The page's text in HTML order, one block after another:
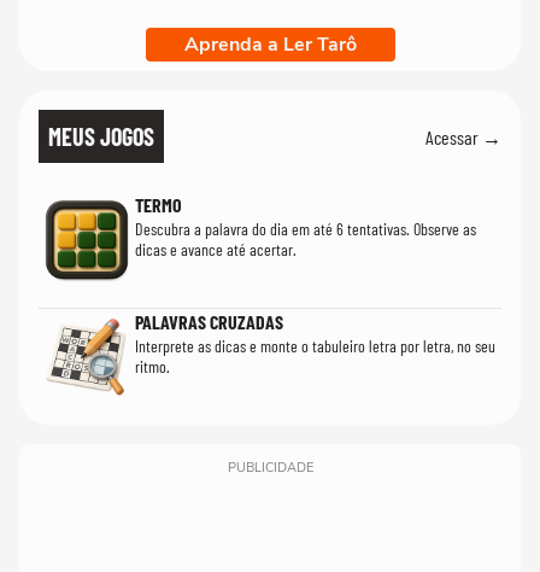
Aprenda a Ler Tarô
MEUS JOGOS Acessar →
TERMO
Descubra a palavra do dia em até 6 tentativas. Observe as
dicas e avance até acertar.
PALAVRAS CRUZADAS
Interprete as dicas e monte o tabuleiro letra por letra, no seu
ritmo.
PUBLICIDADE